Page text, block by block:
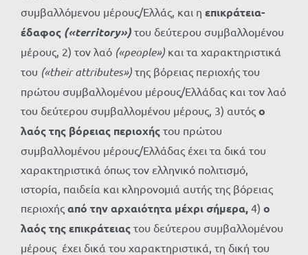
συμβαλλόμενου μέρους/Ελλάς, και η επικράτεια-
έδαφος («territory») του δεύτερου συμβαλλομένου
μέρους, 2) τον λαό («people») και τα χαρακτηριστικά
του («their attributes») της βόρειας περιοχής του
πρώτου συμβαλλομένου μέρους/Ελλάδας και τον λαό
του δεύτερου συμβαλλομένου μέρους, 3) αυτός ο
λαός της βόρειας περιοχής του πρώτου
συμβαλλομένου μέρους/Ελλάδας έχει τα δικά του
χαρακτηριστικά όπως τον ελληνικό πολιτισμό,
ιστορία, παιδεία και κληρονομιά αυτής της βόρειας
περιοχής από την αρχαιότητα μέχρι σήμερα, 4) ο
λαός τηςεπικράτειας του δεύτερου συμβαλλομένου
μέρους έχει δικά του χαρακτηριστικά, τη δική του